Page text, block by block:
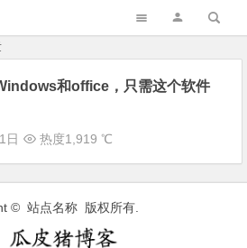
和office，只需这个软件
日 热度1,919 ℃
© 站点名称 版权所有.